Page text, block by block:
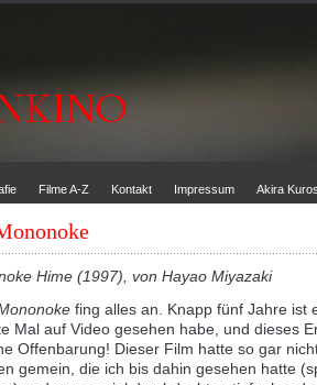
Filme A-Z Kontakt Impressum Akira
Hime (1997), von Hayao Miyazaki
fing alles an. Knapp fünf Jahre ist
Mal auf Video gesehen habe, und dieses
Offenbarung! Dieser Film hatte so gar
gemein, die ich bis dahin gesehen hatte